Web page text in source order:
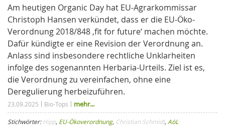
Am heutigen Organic Day hat EU-Agrarkommissar
Christoph Hansen verkündet, dass er die EU-Öko-
Verordnung 2018/848 ‚fit for future‘ machen möchte.
Dafür kündigte er eine Revision der Verordnung an.
Anlass sind insbesondere rechtliche Unklarheiten
infolge des sogenannten Herbaria-Urteils. Ziel ist es,
die Verordnung zu vereinfachen, ohne eine
Deregulierung herbeizuführen.
23.09.2025 Bio-Tops mehr...
Stichwörter: Hipp, EU-Ökoverordnung, Christian Schmidt,AöL